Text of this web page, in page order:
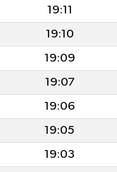
19:11
19:10
19:09
19:07
19:06
19:05
19:03